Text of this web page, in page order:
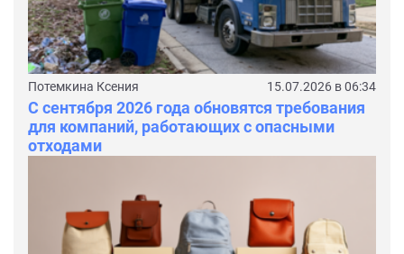
Потемкина Ксения 15.07.2026 в 06:34
С сентября 2026 года обновятся требования
для компаний, работающих с опасными
отходами